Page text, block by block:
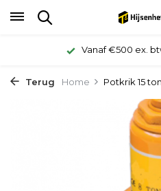
Vanaf €500 ex.
Terug Home Potkrik 15 ton